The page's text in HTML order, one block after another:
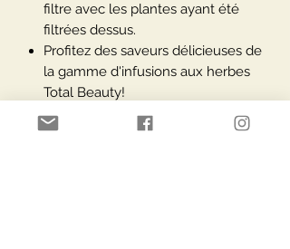
filtre avec les plantes ayant été
filtrées dessus.
Profitez des saveurs délicieuses de
la gamme d'infusions aux herbes
Total Beauty!
CONTENU